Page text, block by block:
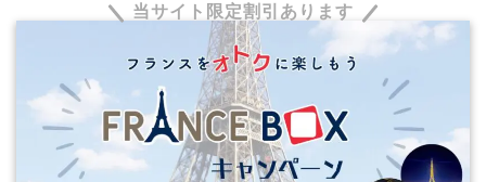
当サイト限定割引あります